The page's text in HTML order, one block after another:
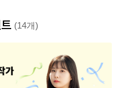
(14개)